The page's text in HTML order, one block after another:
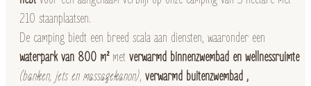
210 staanplaatsen.
De camping biedt een breed scala aan diensten, waaronder een
waterpark van 800 m² met verwarmd binnenzwembad en wellnessruimte
(banken, jets en massagekanon), verwarmd buitenzwembad ,